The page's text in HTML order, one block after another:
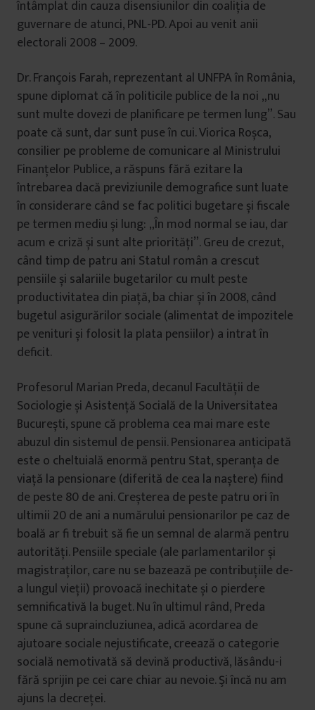
întâmplat din cauza disensiunilor din coaliția de
guvernare de atunci, PNL-PD. Apoi au venit anii
electorali 2008 – 2009.
Dr. François Farah, reprezentant al UNFPA în România,
spune diplomat că în politicile publice de la noi „nu
sunt multe dovezi de planificare pe termen lung”. Sau
poate că sunt, dar sunt puse în cui. Viorica Roșca,
consilier pe probleme de comunicare al Ministrului
Finanțelor Publice, a răspuns fără ezitare la
întrebarea dacă previziunile demografice sunt luate
în considerare când se fac politici bugetare și fiscale
pe termen mediu și lung: „În mod normal se iau, dar
acum e criză și sunt alte priorități”. Greu de crezut,
când timp de patru ani Statul român a crescut
pensiile și salariile bugetarilor cu mult peste
productivitatea din piață, ba chiar și în 2008, când
bugetul asigurărilor sociale (alimentat de impozitele
pe venituri și folosit la plata pensiilor) a intrat în
deficit.
Profesorul Marian Preda, decanul Facultății de
Sociologie și Asistență Socială de la Universitatea
București, spune că problema cea mai mare este
abuzul din sistemul de pensii. Pensionarea anticipată
este o cheltuială enormă pentru Stat, speranța de
viață la pensionare (diferită de cea la naștere) fiind
de peste 80 de ani. Creșterea de peste patru ori în
ultimii 20 de ani a numărului pensionarilor pe caz de
boală ar fi trebuit să fie un semnal de alarmă pentru
autorități. Pensiile speciale (ale parlamentarilor și
magistraților, care nu se bazează pe contribuțiile de-
a lungul vieții) provoacă inechitate și o pierdere
semnificativă la buget. Nu în ultimul rând, Preda
spune că supraincluziunea, adică acordarea de
ajutoare sociale nejustificate, creează o categorie
socială nemotivată să devină productivă, lăsându-i
fără sprijin pe cei care chiar au nevoie. Şi încă nu am
ajuns la decreței.